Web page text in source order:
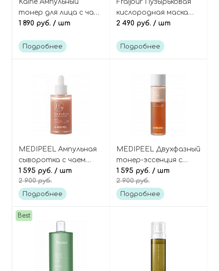
Kaine Ампульный
тонер для лица с чаем
комбуча Kombu
Toner
1 890 руб. / шт
Подробнее
Fraijour Пузырьковая
кислородная маска
для лица с травами
wormwood O2
2 490 руб. / шт
Подробнее
MEDIPEEL Ампульная
сыворотка с чаем
комбуча Hyal
Kombucha Tea-Tox
Ampoule
1 595 руб. / шт
2 900 руб.
Подробнее
MEDIPEEL Двухфазный
тонер-эссенция с
чаем комбуча Hyal
Kombucha Tea-Tox
Toner
1 595 руб. / шт
2 900 руб.
Подробнее
Best